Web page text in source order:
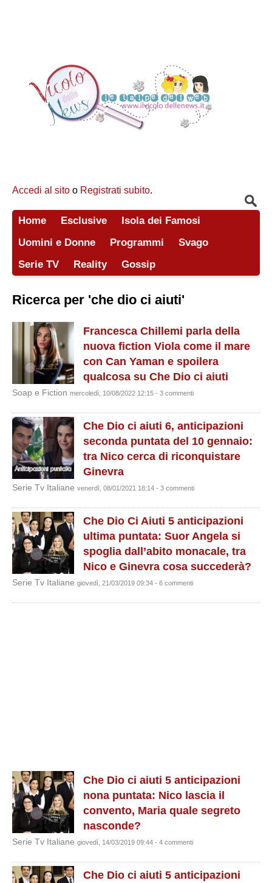
Accedi al sito o Registrati subito.
Home Esclusive
Isola dei Famosi
Uomini e Donne
Programmi
Svago
Serie TV
Reality Gossip
Ricerca per 'che dio ci aiuti'
Francesca Chillemi parla della
nuova fiction Viola come il mare
con Can Yaman e spoilera
qualcosa su Che Dio ci aiuti
Soap e Fiction mercoledì, 10/08/2022 12:15 - 3 commenti
Che Dio ci aiuti 6, anticipazioni
seconda puntata del 10 gennaio:
tra Nico cerca di riconquistare
Ginevra
Serie Tv Italiane venerdì, 08/01/2021 18:14 - 3 commenti
Che Dio Ci Aiuti 5 anticipazioni
ultima puntata: Suor Angela si
spoglia dall’abito monacale, tra
Nico e Ginevra cosa succederà?
Serie Tv Italiane giovedì, 21/03/2019 09:34 - 6 commenti
Che Dio ci aiuti 5 anticipazioni
nona puntata: Nico lascia il
convento, Maria quale segreto
nasconde?
Serie Tv Italiane giovedì, 14/03/2019 09:44 - 4 commenti
Che Dio ci aiuti 5 anticipazioni